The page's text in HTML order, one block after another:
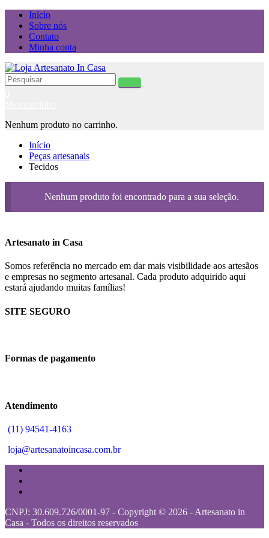
Início
Sobre nós
Contato
Minha conta
Nenhum produto no carrinho.
Início
Peças artesanais
Tecidos
Nenhum produto foi encontrado para a sua seleção.
Artesanato in Casa
Somos referência no mercado em dar mais visibilidade aos artesãos
e empresas no segmento artesanal. Cada produto adquirido aqui
estará ajudando muitas famílias!
SITE SEGURO
Formas de pagamento
Atendimento
(11) 94541-4163
loja@artesanatoincasa.com.br
CNPJ: 30.609.726/0001-97 - Copyright © 2026 - Artesanato in
Casa - Todos os direitos reservados